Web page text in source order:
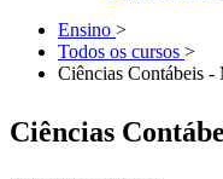
Ensino >
Todos os cursos >
Ciências Contábeis -
Ciências